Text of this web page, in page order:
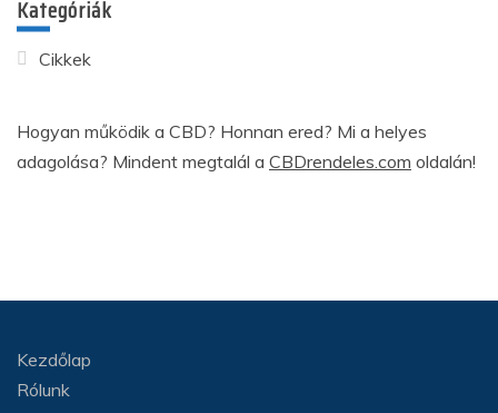
Kategóriák
Cikkek
Hogyan működik a CBD? Honnan ered? Mi a helyes
adagolása? Mindent megtalál a CBDrendeles.com oldalán!
Kezdőlap
Rólunk